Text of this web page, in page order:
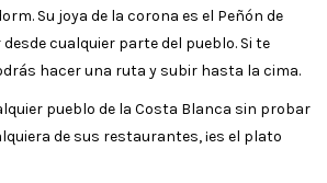
Su joya de la corona es el Peñón de
cualquier parte del pueblo. Si te
hacer una ruta y subir hasta la cima.
pueblo de la Costa Blanca sin probar
de sus restaurantes, ¡es el plato